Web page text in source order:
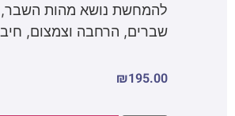
להמחשת נושא מהות השבר,
שברים, הרחבה וצמצום,
₪195.00